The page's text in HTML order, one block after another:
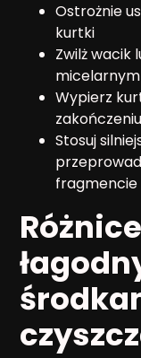
Ostrożnie
kurtki
Zwilż wacik
Wypierz
Stosuj